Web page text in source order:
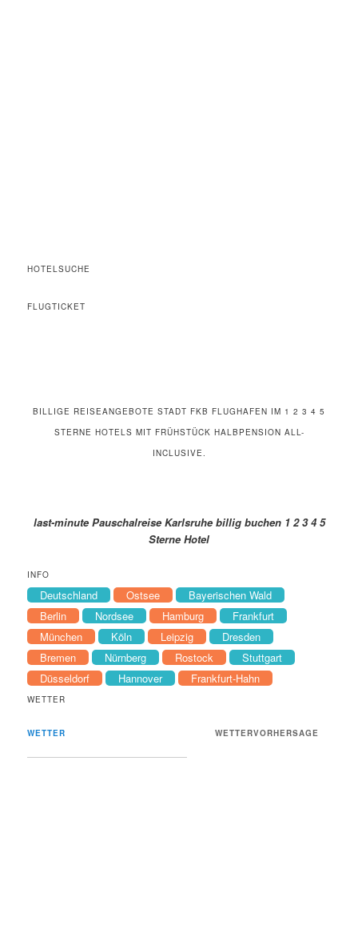
HOTELSUCHE
FLUGTICKET
BILLIGE REISEANGEBOTE STADT FKB FLUGHAFEN IM 1 2 3 4 5
STERNE HOTELS MIT FRÜHSTÜCK HALBPENSION ALL-
INCLUSIVE.
last-minute Pauschalreise Karlsruhe billig buchen 1 2 3 4 5
Sterne Hotel
INFO
Deutschland Ostsee
Bayerischen Wald
Berlin
Nordsee Hamburg
Frankfurt
München
Köln Leipzig
Dresden
Bremen
Nürnberg Rostock
Stuttgart
Düsseldorf
Hannover Frankfurt-Hahn
WETTER
WETTER WETTERVORHERSAGE